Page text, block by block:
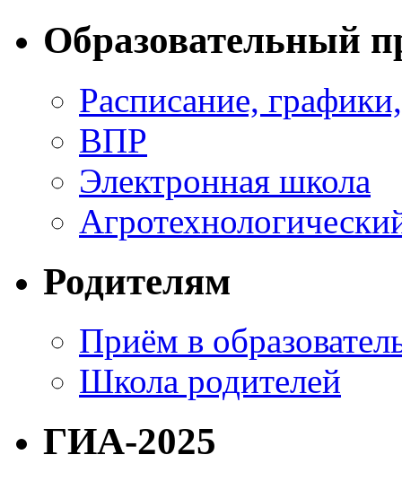
Образовательный
Расписание,
ВПР
Электронная школа
Родителям
Приём в
Школа родителей
ГИА-2025